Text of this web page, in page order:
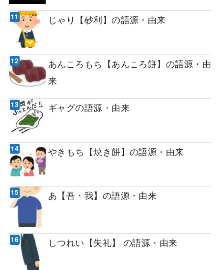
じゃり【砂利】の語源・由来
あんころもち【あんころ餅】の語源・由
来
ギャグの語源・由来
やきもち【焼き餅】の語源・由来
あ【吾・我】の語源・由来
しつれい【失礼】 の語源・由来